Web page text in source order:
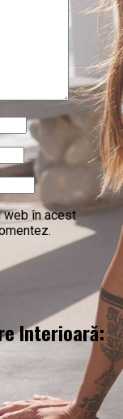
web în acest
Interioară: